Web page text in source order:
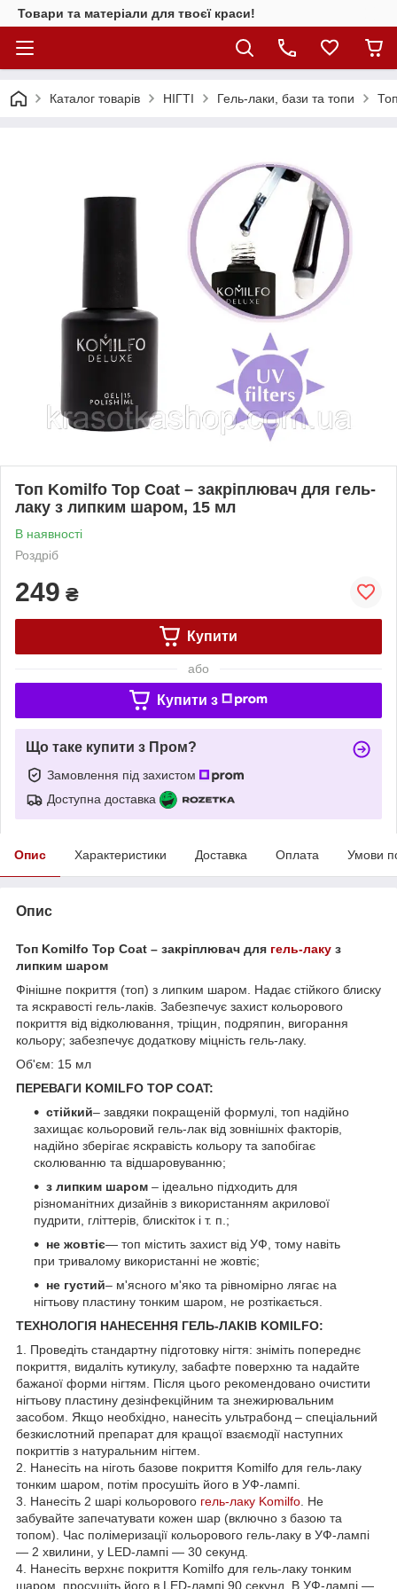
Товари та матеріали для твоєї краси!
Каталог товарiв НІГТІ Гель-лаки, бази та топи
Топ Komilfo Top Coat – закріплювач для гель-
лаку з липким шаром, 15 мл
В наявності
Роздріб
249 ₴
Купити
або
Купити з
Що таке купити з Пром?
Замовлення під захистом
Доступна доставка
Опис Характеристики Доставка Оплата Умови
Опис
Топ Komilfo Top Coat – закріплювач для гель-лаку з
липким шаром
Фінішне покриття (топ) з липким шаром. Надає стійкого блиску
та яскравості гель-лаків. Забезпечує захист кольорового
покриття від відколювання, тріщин, подряпин, вигорання
кольору; забезпечує додаткову міцність гель-лаку.
Об'єм: 15 мл
ПЕРЕВАГИ KOMILFO TOP COAT:
стійкий– завдяки покращеній формулі, топ надійно
захищає кольоровий гель-лак від зовнішніх факторів,
надійно зберігає яскравість кольору та запобігає
сколюванню та відшаровуванню;
з липким шаром – ідеально підходить для
різноманітних дизайнів з використанням акрилової
пудрити, гліттерів, блискіток і т. п.;
не жовтіє— топ містить захист від УФ, тому навіть
при тривалому використанні не жовтіє;
не густий– м'ясного м'яко та рівномірно лягає на
нігтьову пластину тонким шаром, не розтікається.
ТЕХНОЛОГІЯ НАНЕСЕННЯ ГЕЛЬ-ЛАКІВ KOMILFO:
1. Проведіть стандартну підготовку нігтя: зніміть попереднє
покриття, видаліть кутикулу, забафте поверхню та надайте
бажаної форми нігтям. Після цього рекомендовано очистити
нігтьову пластину дезінфекційним та знежирювальним
засобом. Якщо необхідно, нанесіть ультрабонд – спеціальний
безкислотний препарат для кращої взаємодії наступних
покриттів з натуральним нігтем.
2. Нанесіть на ніготь базове покриття Komilfo для гель-лаку
тонким шаром, потім просушіть його в УФ-лампі.
3. Нанесіть 2 шарі кольорового гель-лаку Komilfo . Не
забувайте запечатувати кожен шар (включно з базою та
топом). Час полімеризації кольорового гель-лаку в УФ-лампі
— 2 хвилини, у LED-лампі — 30 секунд.
4. Нанесіть верхнє покриття Komilfo для гель-лаку тонким
шаром, просушіть його в LED-лампі 90 секунд. В УФ-лампі —